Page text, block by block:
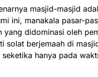
masjid-masjid
ini, manakala pasar-
yang didominasi oleh
solat berjemaah di
hanya pada